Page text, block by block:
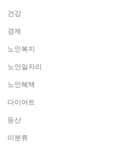
건강
경제
노인복지
노인일자리
노인혜택
다이어트
등산
미분류